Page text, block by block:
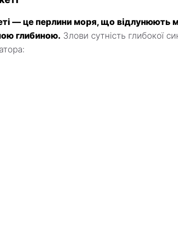
— це перлини моря, що відлунюють
глибиною. Злови сутність глибокої